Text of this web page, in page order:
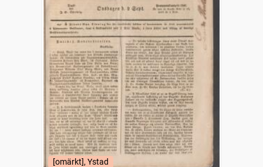
[omärkt], Ystad